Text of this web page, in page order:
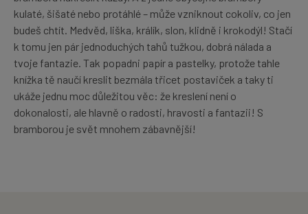
kulaté, šišaté nebo protáhlé – může vzniknout cokoliv, co jen
budeš chtít. Medvěd, liška, králík, slon, klidně i krokodýl! Stačí
k tomu jen pár jednoduchých tahů tužkou, dobrá nálada a
tvoje fantazie. Tak popadni papír a pastelky, protože tahle
knížka tě naučí kreslit bezmála třicet postaviček a taky ti
ukáže jednu moc důležitou věc: že kreslení není o
dokonalosti, ale hlavně o radosti, hravosti a fantazii! S
bramborou je svět mnohem zábavnější!